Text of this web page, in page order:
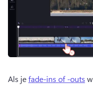
Als je ​​fade-ins of -outs